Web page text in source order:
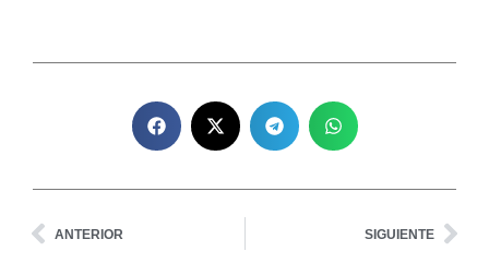
Prev
ANTERIOR SIGUIENTE